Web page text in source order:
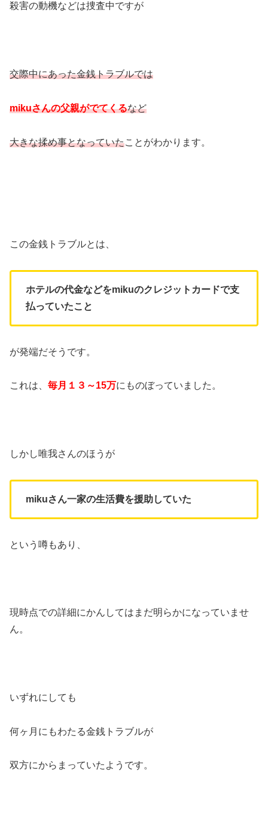
殺害の動機などは捜査中ですが
交際中にあった金銭トラブルでは
mikuさんの父親がでてくるなど
大きな揉め事となっていたことがわかります。
この金銭トラブルとは、
ホテルの代金などをmikuのクレジットカードで支
払っていたこと
が発端だそうです。
これは、 毎月１３～15万にものぼっていました。
しかし唯我さんのほうが
mikuさん一家の生活費を援助していた
という噂もあり、
現時点での詳細にかんしてはまだ明らかになっていませ
ん。
いずれにしても
何ヶ月にもわたる金銭トラブルが
双方にからまっていたようです。